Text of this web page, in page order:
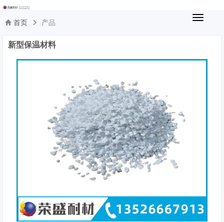
切
首页 产品
新型保温材料